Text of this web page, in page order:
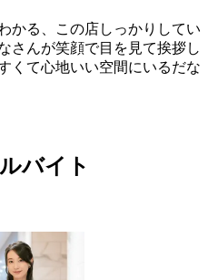
かる、この店しっかりしてい
さんが笑顔で目を見て挨拶し
くて心地いい空間にいるだな
バイト